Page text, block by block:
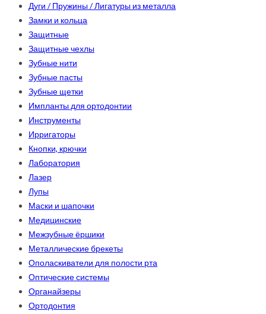
Дуги / Пружины / Лигатуры из металла
Замки и кольца
Защитные
Защитные чехлы
Зубные нити
Зубные пасты
Зубные щетки
Импланты для ортодонтии
Инструменты
Ирригаторы
Кнопки, крючки
Лаборатория
Лазер
Лупы
Маски и шапочки
Медицинские
Межзубные ёршики
Металлические брекеты
Ополаскиватели для полости рта
Оптические системы
Органайзеры
Ортодонтия